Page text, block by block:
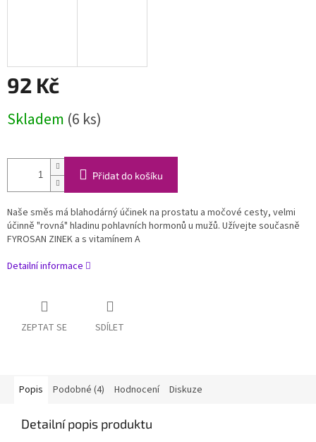
92 Kč
cena:
Skladem (6 ks)
Přidat do košíku
Naše směs má blahodárný účinek na prostatu a močové cesty, velmi
účinně "rovná" hladinu pohlavních hormonů u mužů. Užívejte současně
FYROSAN ZINEK a s vitamínem A
Detailní informace
ZEPTAT SE SDÍLET
Popis Podobné (4) Hodnocení Diskuze
Detailní popis produktu